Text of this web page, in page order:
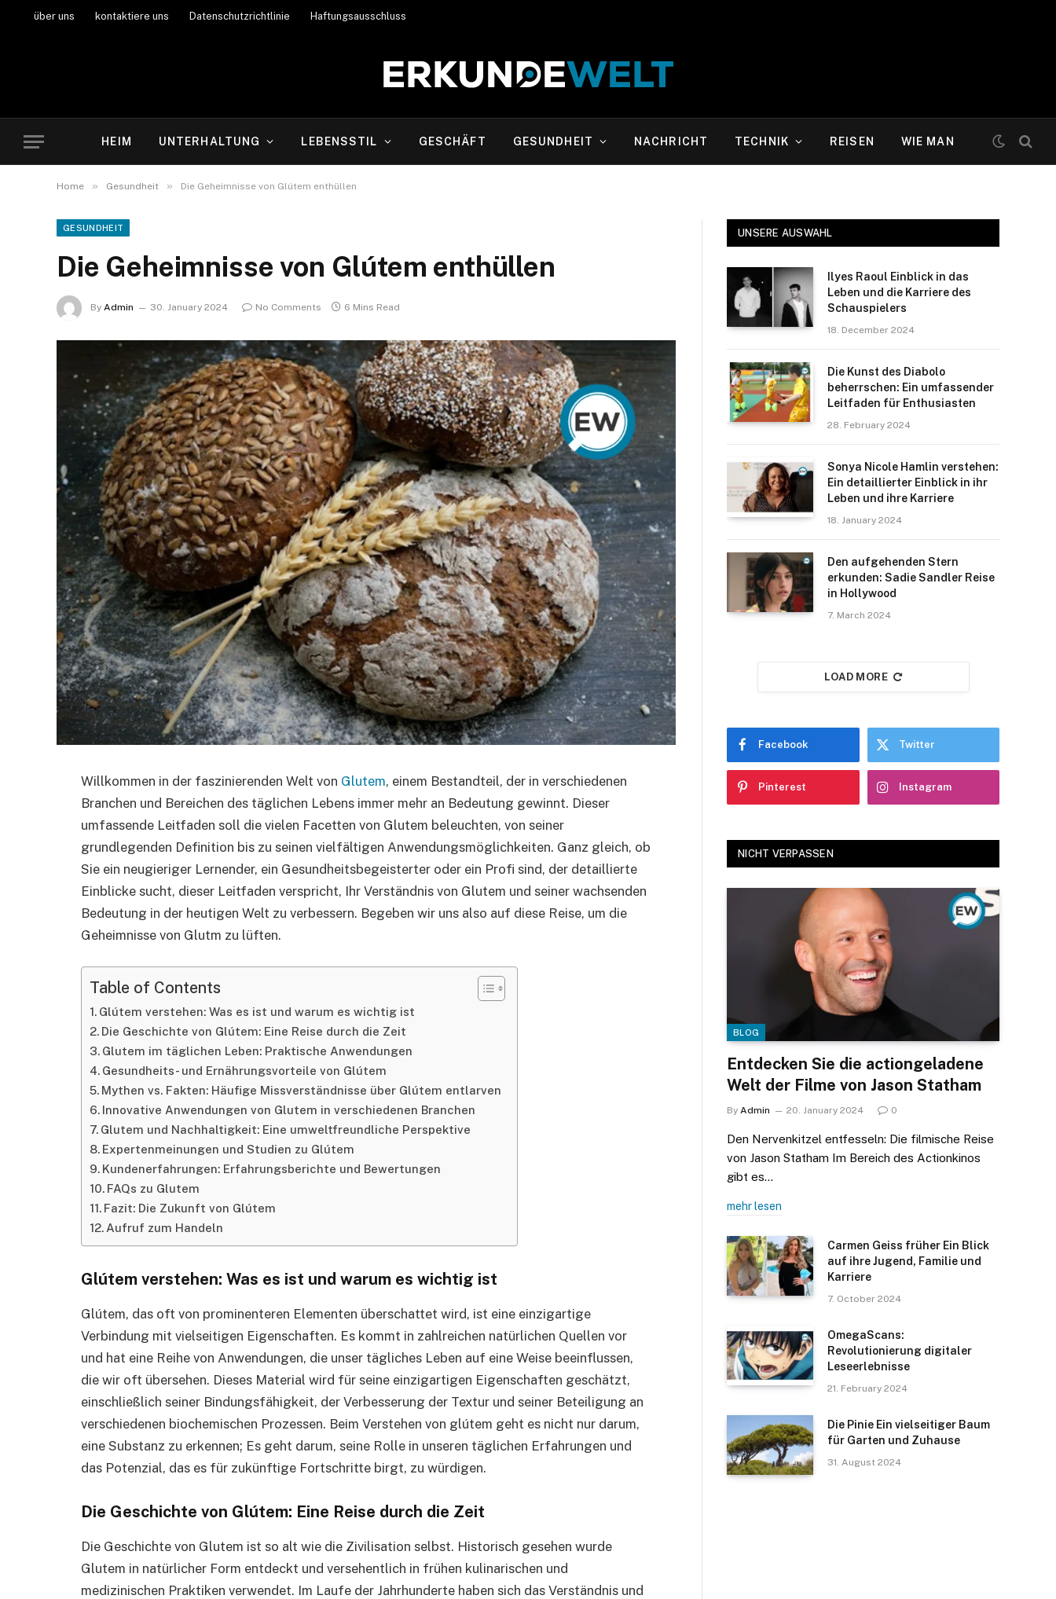
über uns kontaktiere uns Datenschutzrichtlinie Haftungsausschluss
HEIM UNTERHALTUNG LEBENSSTIL GESCHÄFT GESUNDHEIT NACHRICHT TECHNIK REISEN WIE MAN
Home » Gesundheit » Die Geheimnisse von Glútem enthüllen
GESUNDHEIT
Die Geheimnisse von Glútem enthüllen
By Admin 30. January 2024 No Comments 6 Mins Read
Willkommen in der faszinierenden Welt von Glutem, einem Bestandteil, der in verschiedenen
Branchen und Bereichen des täglichen Lebens immer mehr an Bedeutung gewinnt. Dieser
umfassende Leitfaden soll die vielen Facetten von Glutem beleuchten, von seiner
grundlegenden Definition bis zu seinen vielfältigen Anwendungsmöglichkeiten. Ganz gleich, ob
Sie ein neugieriger Lernender, ein Gesundheitsbegeisterter oder ein Profi sind, der detaillierte
Einblicke sucht, dieser Leitfaden verspricht, Ihr Verständnis von Glutem und seiner wachsenden
Bedeutung in der heutigen Welt zu verbessern. Begeben wir uns also auf diese Reise, um die
Geheimnisse von Glutm zu lüften.
Table of Contents
Glútem verstehen: Was es ist und warum es wichtig ist
Die Geschichte von Glútem: Eine Reise durch die Zeit
Glutem im täglichen Leben: Praktische Anwendungen
Gesundheits- und Ernährungsvorteile von Glútem
Mythen vs. Fakten: Häufige Missverständnisse über Glútem entlarven
Innovative Anwendungen von Glutem in verschiedenen Branchen
Glutem und Nachhaltigkeit: Eine umweltfreundliche Perspektive
Expertenmeinungen und Studien zu Glútem
Kundenerfahrungen: Erfahrungsberichte und Bewertungen
FAQs zu Glutem
Fazit: Die Zukunft von Glútem
Aufruf zum Handeln
Glútem verstehen: Was es ist und warum es wichtig ist
Glútem, das oft von prominenteren Elementen überschattet wird, ist eine einzigartige
Verbindung mit vielseitigen Eigenschaften. Es kommt in zahlreichen natürlichen Quellen vor
und hat eine Reihe von Anwendungen, die unser tägliches Leben auf eine Weise beeinflussen,
die wir oft übersehen. Dieses Material wird für seine einzigartigen Eigenschaften geschätzt,
einschließlich seiner Bindungsfähigkeit, der Verbesserung der Textur und seiner Beteiligung an
verschiedenen biochemischen Prozessen. Beim Verstehen von glútem geht es nicht nur darum,
eine Substanz zu erkennen; Es geht darum, seine Rolle in unseren täglichen Erfahrungen und
das Potenzial, das es für zukünftige Fortschritte birgt, zu würdigen.
Die Geschichte von Glútem: Eine Reise durch die Zeit
Die Geschichte von Glutem ist so alt wie die Zivilisation selbst. Historisch gesehen wurde
Glutem in natürlicher Form entdeckt und versehentlich in frühen kulinarischen und
medizinischen Praktiken verwendet. Im Laufe der Jahrhunderte haben sich das Verständnis und
UNSERE AUSWAHL
Ilyes Raoul Einblick in das
Leben und die Karriere des
Schauspielers
18. December 2024
Die Kunst des Diabolo
beherrschen: Ein umfassender
Leitfaden für Enthusiasten
28. February 2024
Sonya Nicole Hamlin verstehen:
Ein detaillierter Einblick in ihr
Leben und ihre Karriere
18. January 2024
Den aufgehenden Stern
erkunden: Sadie Sandler Reise
in Hollywood
7. March 2024
LOAD MORE
Facebook Twitter
Pinterest Instagram
NICHT VERPASSEN
BLOG
Entdecken Sie die actiongeladene
Welt der Filme von Jason Statham
By Admin 20. January 2024 0
Den Nervenkitzel entfesseln: Die filmische Reise
von Jason Statham Im Bereich des Actionkinos
gibt es…
mehr lesen
Carmen Geiss früher Ein Blick
auf ihre Jugend, Familie und
Karriere
7. October 2024
OmegaScans:
Revolutionierung digitaler
Leseerlebnisse
21. February 2024
Die Pinie Ein vielseitiger Baum
für Garten und Zuhause
31. August 2024